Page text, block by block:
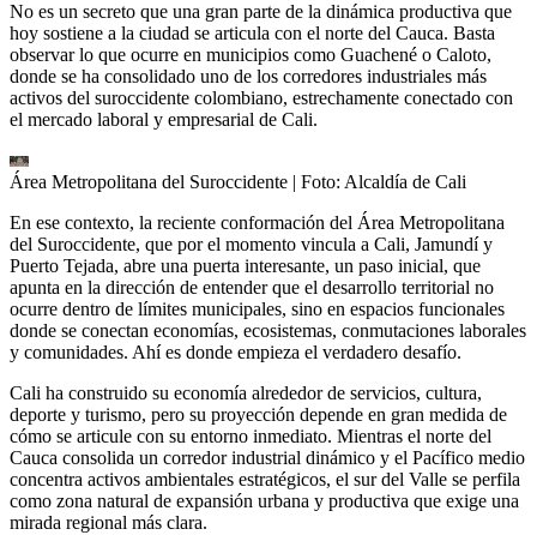
No es un secreto que una gran parte de la dinámica productiva que
hoy sostiene a la ciudad se articula con el norte del Cauca. Basta
observar lo que ocurre en municipios como Guachené o Caloto,
donde se ha consolidado uno de los corredores industriales más
activos del suroccidente colombiano, estrechamente conectado con
el mercado laboral y empresarial de Cali.
Área Metropolitana del Suroccidente | Foto: Alcaldía de Cali
En ese contexto, la reciente conformación del Área Metropolitana
del Suroccidente, que por el momento vincula a Cali, Jamundí y
Puerto Tejada, abre una puerta interesante, un paso inicial, que
apunta en la dirección de entender que el desarrollo territorial no
ocurre dentro de límites municipales, sino en espacios funcionales
donde se conectan economías, ecosistemas, conmutaciones laborales
y comunidades. Ahí es donde empieza el verdadero desafío.
Cali ha construido su economía alrededor de servicios, cultura,
deporte y turismo, pero su proyección depende en gran medida de
cómo se articule con su entorno inmediato. Mientras el norte del
Cauca consolida un corredor industrial dinámico y el Pacífico medio
concentra activos ambientales estratégicos, el sur del Valle se perfila
como zona natural de expansión urbana y productiva que exige una
mirada regional más clara.